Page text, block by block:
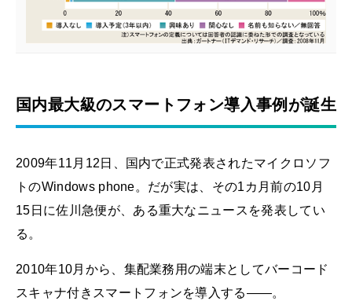
国内最大級のスマートフォン導入事例が誕生
2009年11月12日、国内で正式発表されたマイクロソフ
トのWindows phone。だが実は、その1カ月前の10月
15日に佐川急便が、ある重大なニュースを発表してい
る。
2010年10月から、集配業務用の端末としてバーコード
スキャナ付きスマートフォンを導入する――。